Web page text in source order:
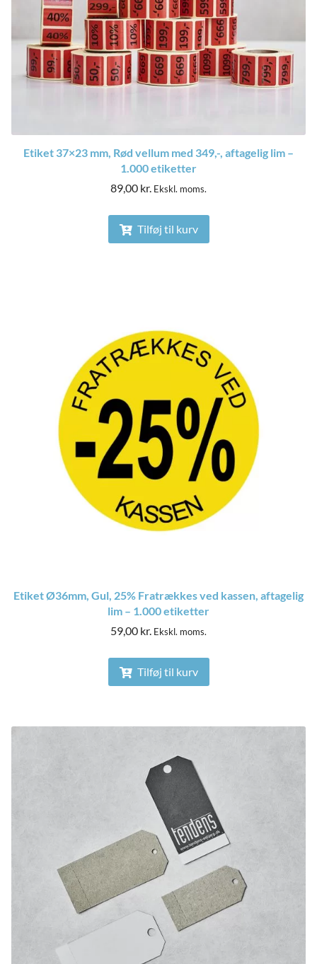
Etiket 37×23 mm, Rød vellum med 349,-, aftagelig lim –
1.000 etiketter
89,00 kr. Ekskl. moms.
Tilføj til kurv
Etiket Ø36mm, Gul, 25% Fratrækkes ved kassen, aftagelig
lim – 1.000 etiketter
59,00 kr. Ekskl. moms.
Tilføj til kurv